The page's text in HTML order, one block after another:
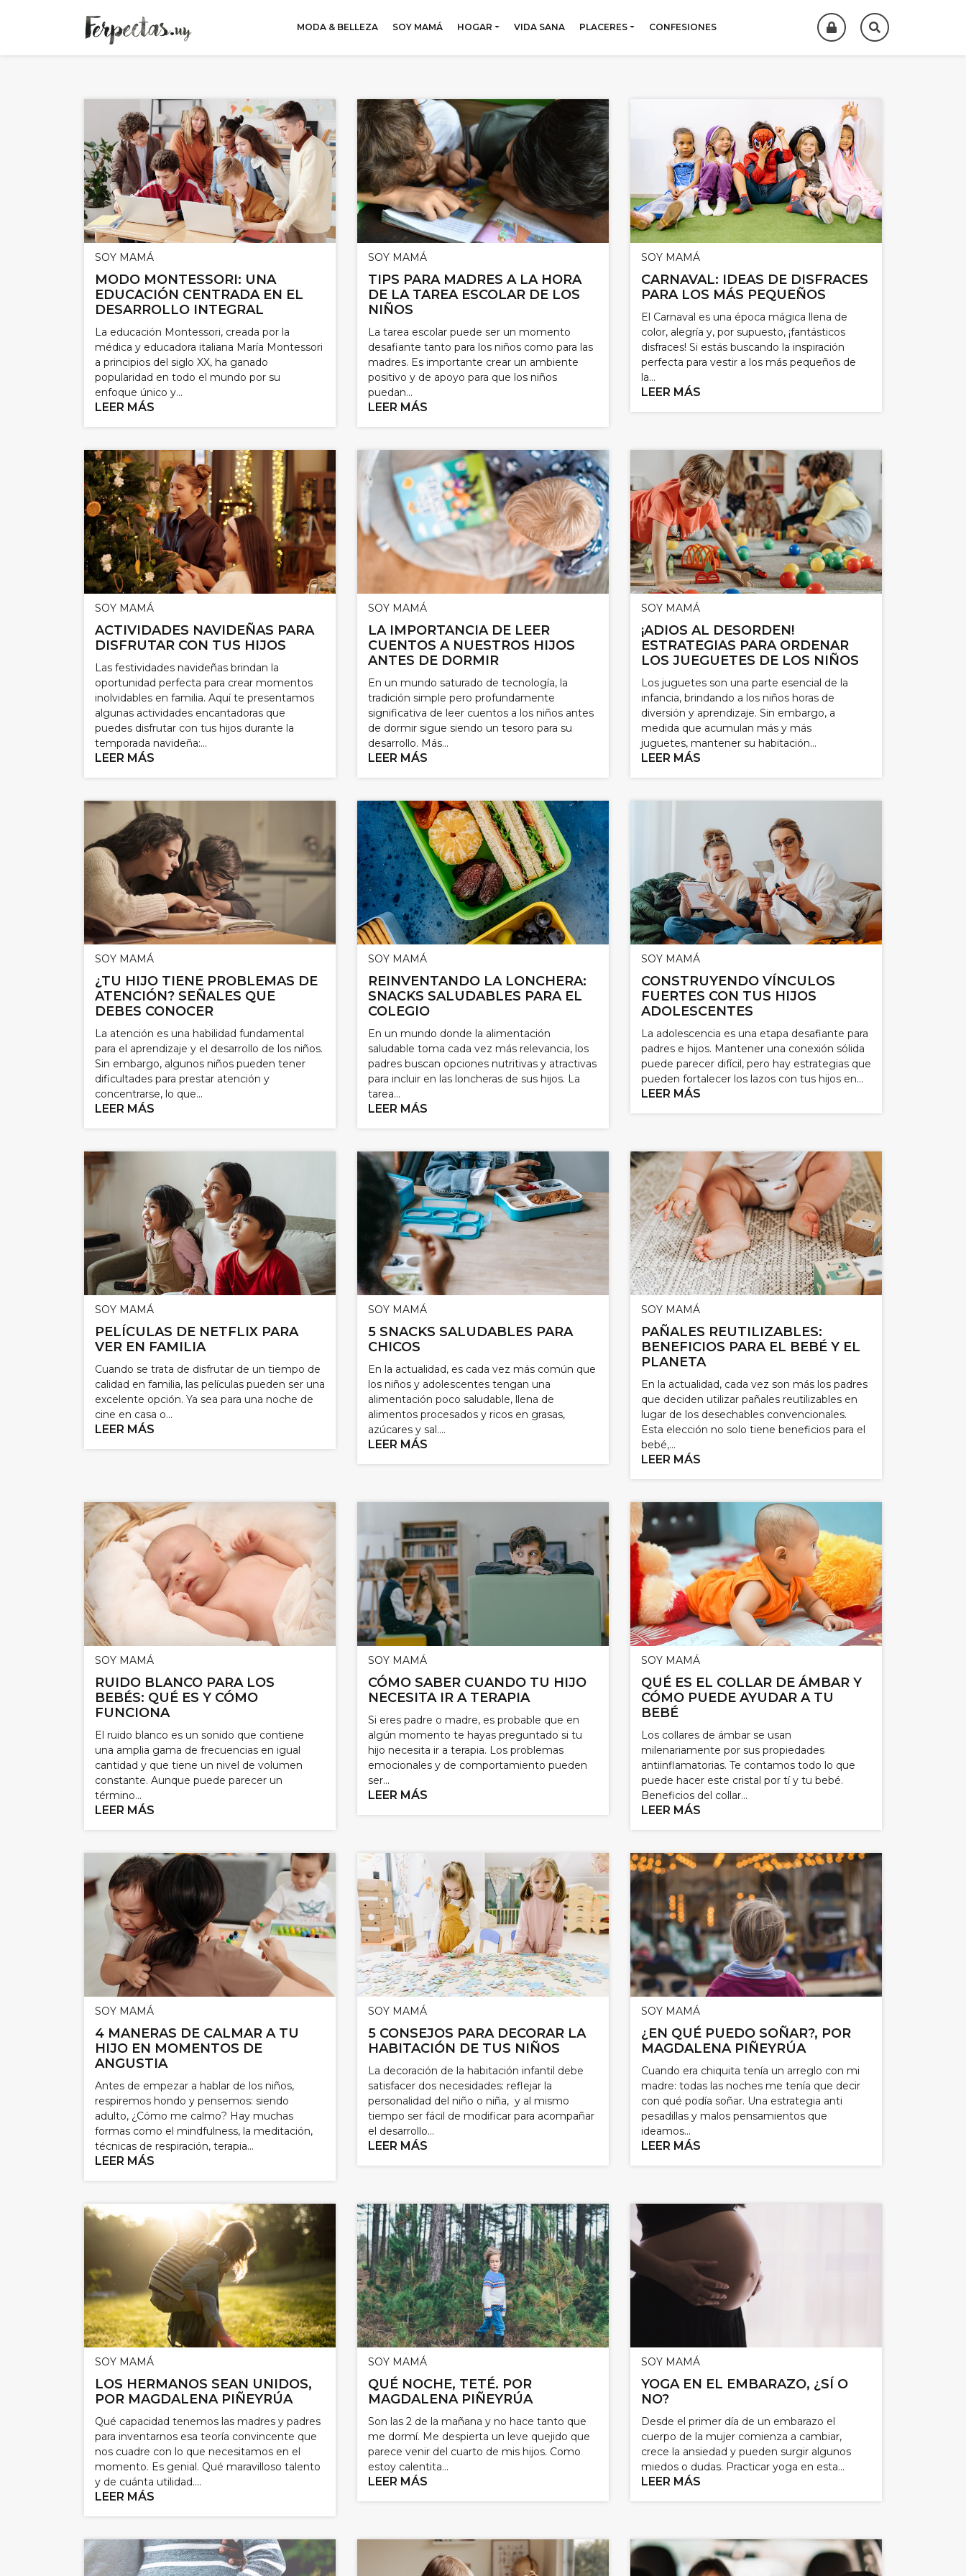
MODA & BELLEZA SOY MAMÁ HOGAR VIDA SANA PLACERES CONFESIONES
SOY MAMÁ
MODO MONTESSORI: UNA
EDUCACIÓN CENTRADA EN EL
DESARROLLO INTEGRAL
La educación Montessori, creada por la
médica y educadora italiana María Montessori
a principios del siglo XX, ha ganado
popularidad en todo el mundo por su
enfoque único y...
LEER MÁS
SOY MAMÁ
TIPS PARA MADRES A LA HORA
DE LA TAREA ESCOLAR DE LOS
NIÑOS
La tarea escolar puede ser un momento
desafiante tanto para los niños como para las
madres. Es importante crear un ambiente
positivo y de apoyo para que los niños
puedan...
LEER MÁS
SOY MAMÁ
CARNAVAL: IDEAS DE DISFRACES
PARA LOS MÁS PEQUEÑOS
El Carnaval es una época mágica llena de
color, alegría y, por supuesto, ¡fantásticos
disfraces! Si estás buscando la inspiración
perfecta para vestir a los más pequeños de
la...
LEER MÁS
SOY MAMÁ
ACTIVIDADES NAVIDEÑAS PARA
DISFRUTAR CON TUS HIJOS
Las festividades navideñas brindan la
oportunidad perfecta para crear momentos
inolvidables en familia. Aquí te presentamos
algunas actividades encantadoras que
puedes disfrutar con tus hijos durante la
temporada navideña:...
LEER MÁS
SOY MAMÁ
LA IMPORTANCIA DE LEER
CUENTOS A NUESTROS HIJOS
ANTES DE DORMIR
En un mundo saturado de tecnología, la
tradición simple pero profundamente
significativa de leer cuentos a los niños antes
de dormir sigue siendo un tesoro para su
desarrollo. Más...
LEER MÁS
SOY MAMÁ
¡ADIOS AL DESORDEN!
ESTRATEGIAS PARA ORDENAR
LOS JUEGUETES DE LOS NIÑOS
Los juguetes son una parte esencial de la
infancia, brindando a los niños horas de
diversión y aprendizaje. Sin embargo, a
medida que acumulan más y más
juguetes, mantener su habitación...
LEER MÁS
SOY MAMÁ
¿TU HIJO TIENE PROBLEMAS DE
ATENCIÓN? SEÑALES QUE
DEBES CONOCER
La atención es una habilidad fundamental
para el aprendizaje y el desarrollo de los niños.
Sin embargo, algunos niños pueden tener
dificultades para prestar atención y
concentrarse, lo que...
LEER MÁS
SOY MAMÁ
REINVENTANDO LA LONCHERA:
SNACKS SALUDABLES PARA EL
COLEGIO
En un mundo donde la alimentación
saludable toma cada vez más relevancia, los
padres buscan opciones nutritivas y atractivas
para incluir en las loncheras de sus hijos. La
tarea...
LEER MÁS
SOY MAMÁ
CONSTRUYENDO VÍNCULOS
FUERTES CON TUS HIJOS
ADOLESCENTES
La adolescencia es una etapa desafiante para
padres e hijos. Mantener una conexión sólida
puede parecer difícil, pero hay estrategias que
pueden fortalecer los lazos con tus hijos en...
LEER MÁS
SOY MAMÁ
PELÍCULAS DE NETFLIX PARA
VER EN FAMILIA
Cuando se trata de disfrutar de un tiempo de
calidad en familia, las películas pueden ser una
excelente opción. Ya sea para una noche de
cine en casa o...
LEER MÁS
SOY MAMÁ
5 SNACKS SALUDABLES PARA
CHICOS
En la actualidad, es cada vez más común que
los niños y adolescentes tengan una
alimentación poco saludable, llena de
alimentos procesados y ricos en grasas,
azúcares y sal....
LEER MÁS
SOY MAMÁ
PAÑALES REUTILIZABLES:
BENEFICIOS PARA EL BEBÉ Y EL
PLANETA
En la actualidad, cada vez son más los padres
que deciden utilizar pañales reutilizables en
lugar de los desechables convencionales.
Esta elección no solo tiene beneficios para el
bebé,...
LEER MÁS
SOY MAMÁ
RUIDO BLANCO PARA LOS
BEBÉS: QUÉ ES Y CÓMO
FUNCIONA
El ruido blanco es un sonido que contiene
una amplia gama de frecuencias en igual
cantidad y que tiene un nivel de volumen
constante. Aunque puede parecer un
término...
LEER MÁS
SOY MAMÁ
CÓMO SABER CUANDO TU HIJO
NECESITA IR A TERAPIA
Si eres padre o madre, es probable que en
algún momento te hayas preguntado si tu
hijo necesita ir a terapia. Los problemas
emocionales y de comportamiento pueden
ser...
LEER MÁS
SOY MAMÁ
QUÉ ES EL COLLAR DE ÁMBAR Y
CÓMO PUEDE AYUDAR A TU
BEBÉ
Los collares de ámbar se usan
milenariamente por sus propiedades
antiinflamatorias. Te contamos todo lo que
puede hacer este cristal por tí y tu bebé.
Beneficios del collar...
LEER MÁS
SOY MAMÁ
4 MANERAS DE CALMAR A TU
HIJO EN MOMENTOS DE
ANGUSTIA
Antes de empezar a hablar de los niños,
respiremos hondo y pensemos: siendo
adulto, ¿Cómo me calmo? Hay muchas
formas como el mindfulness, la meditación,
técnicas de respiración, terapia...
LEER MÁS
SOY MAMÁ
5 CONSEJOS PARA DECORAR LA
HABITACIÓN DE TUS NIÑOS
La decoración de la habitación infantil debe
satisfacer dos necesidades: reflejar la
personalidad del niño o niña, y al mismo
tiempo ser fácil de modificar para acompañar
el desarrollo...
LEER MÁS
SOY MAMÁ
¿EN QUÉ PUEDO SOÑAR?, POR
MAGDALENA PIÑEYRÚA
Cuando era chiquita tenía un arreglo con mi
madre: todas las noches me tenía que decir
con qué podía soñar. Una estrategia anti
pesadillas y malos pensamientos que
ideamos...
LEER MÁS
SOY MAMÁ
LOS HERMANOS SEAN UNIDOS,
POR MAGDALENA PIÑEYRÚA
Qué capacidad tenemos las madres y padres
para inventarnos esa teoría convincente que
nos cuadre con lo que necesitamos en el
momento. Es genial. Qué maravilloso talento
y de cuánta utilidad....
LEER MÁS
SOY MAMÁ
QUÉ NOCHE, TETÉ. POR
MAGDALENA PIÑEYRÚA
Son las 2 de la mañana y no hace tanto que
me dormí. Me despierta un leve quejido que
parece venir del cuarto de mis hijos. Como
estoy calentita...
LEER MÁS
SOY MAMÁ
YOGA EN EL EMBARAZO, ¿SÍ O
NO?
Desde el primer día de un embarazo el
cuerpo de la mujer comienza a cambiar,
crece la ansiedad y pueden surgir algunos
miedos o dudas. Practicar yoga en esta...
LEER MÁS